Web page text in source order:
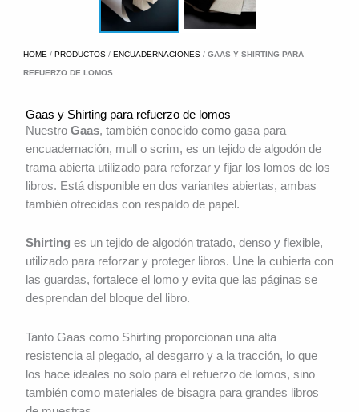
HOME /PRODUCTOS /ENCUADERNACIONES /GAAS Y SHIRTING PARA
REFUERZO DE LOMOS
Gaas y Shirting para refuerzo de lomos
Nuestro Gaas, también conocido como gasa para
encuadernación, mull o scrim, es un tejido de algodón de
trama abierta utilizado para reforzar y fijar los lomos de los
libros. Está disponible en dos variantes abiertas, ambas
también ofrecidas con respaldo de papel.
Shirting es un tejido de algodón tratado, denso y flexible,
utilizado para reforzar y proteger libros. Une la cubierta con
las guardas, fortalece el lomo y evita que las páginas se
desprendan del bloque del libro.
Tanto Gaas como Shirting proporcionan una alta
resistencia al plegado, al desgarro y a la tracción, lo que
los hace ideales no solo para el refuerzo de lomos, sino
también como materiales de bisagra para grandes libros